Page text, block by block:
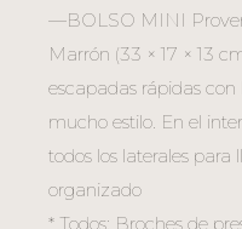
—BOLSO MINI
Marrón (33 × 17 × 13
escapadas rápidas con
mucho estilo. En el
todos los laterales para
organizado
* Todos: Broches de